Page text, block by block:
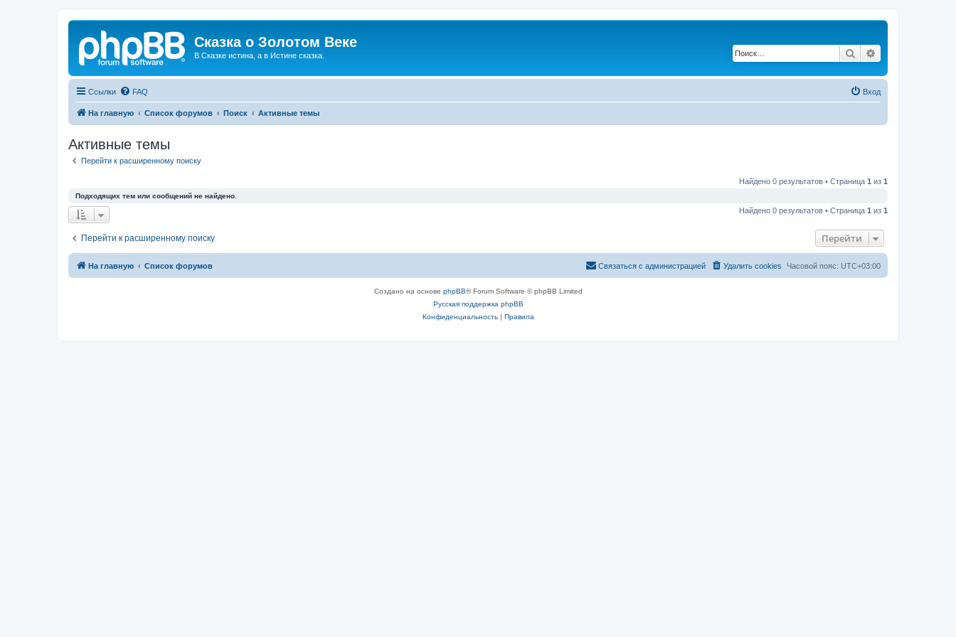
Сказка о Золотом Веке
В Сказке истина, а в Истине сказка. Поиск
Ссылки FAQ Вход
На главную Список форумов Поиск Активные темы
Активные темы
Перейти к расширенному поиску
Найдено 0 результатов • Страница 1 из 1
Подходящих тем или сообщений не найдено.
Найдено 0 результатов • Страница 1 из 1
Перейти к расширенному поиску Перейти
На главную Список форумов Часовой пояс: UTC+03:00
Удалить cookies
Связаться с администрацией
Создано на основе phpBB® Forum Software © phpBB Limited
Русская поддержка phpBB
Конфиденциальность| Правила